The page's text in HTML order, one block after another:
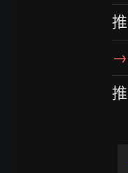
推
→
推